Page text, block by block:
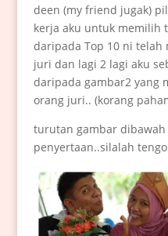
deen (my friend jugak)
kerja aku untuk memilih
daripada Top 10 ni telah
juri dan lagi 2 lagi aku
daripada gambar2 yang
orang juri.. (korang
turutan gambar
penyertaan..silalah